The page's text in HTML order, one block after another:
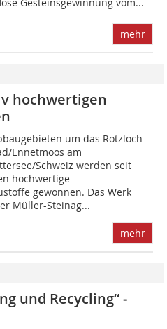
mehr
hochwertigen
um das Rotzloch
Ennetmoos am
Schweiz werden seit
hochwertige
gewonnen. Das Werk
Müller-Steinag...
mehr
und Recycling“